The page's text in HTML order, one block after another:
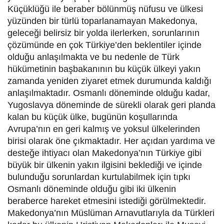
Küçüklüğü ile beraber bölünmüş nüfusu ve ülkesi
yüzünden bir türlü toparlanamayan Makedonya,
geleceği belirsiz bir yolda ilerlerken, sorunlarının
çözümünde en çok Türkiye’den beklentiler içinde
olduğu anlaşılmakta ve bu nedenle de Türk
hükümetinin başbakanının bu küçük ülkeyi yakın
zamanda yeniden ziyaret etmek durumunda kaldığı
anlaşılmaktadır. Osmanlı döneminde olduğu kadar,
Yugoslavya döneminde de sürekli olarak geri planda
kalan bu küçük ülke, bugünün koşullarında
Avrupa’nın en geri kalmış ve yoksul ülkelerinden
birisi olarak öne çıkmaktadır. Her açıdan yardıma ve
desteğe ihtiyacı olan Makedonya’nın Türkiye gibi
büyük bir ülkenin yakın ilgisini beklediği ve içinde
bulunduğu sorunlardan kurtulabilmek için tıpkı
Osmanlı döneminde olduğu gibi iki ülkenin
beraberce hareket etmesini istediği görülmektedir.
Makedonya’nın Müslüman Arnavutlarıyla da Türkleri